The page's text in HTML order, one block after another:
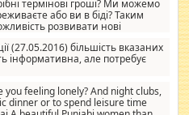
термінові гроші? Ми можемо
або ви в біді? Таким
розвивати нові
дати їм шанс. Кожен
влада не зможе, вони
нас нема багато суми, і зрілість
нічого іншого. Не чекайте і не
яку ви хочете подати, і ми
(27.05.2016) більшість вказаних
інформативна, але потребує
you feeling lonely? And night clubs,
dinner or to spend leisure time